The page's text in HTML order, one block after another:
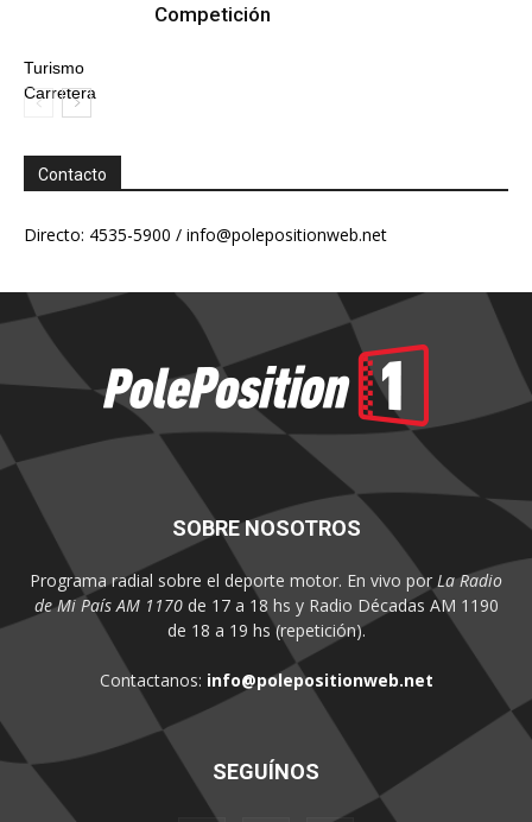
Turismo
Carretera
Competición
Contacto
Directo: 4535-5900 / info@polepositionweb.net
SOBRE NOSOTROS
Programa radial sobre el deporte motor. En vivo por La Radio
de Mi País AM 1170de 17 a 18 hs y Radio Décadas AM 1190
de 18 a 19 hs (repetición).
Contactanos: info@polepositionweb.net
SEGUÍNOS